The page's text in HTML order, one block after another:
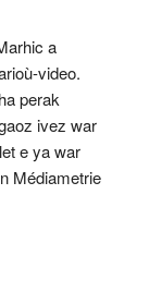
a
video.
perak
ivez war
e ya war
Médiametrie